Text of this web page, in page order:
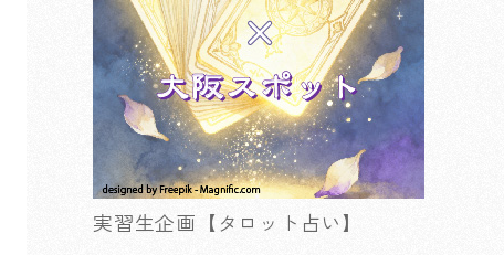
実習生企画【タロット占い】